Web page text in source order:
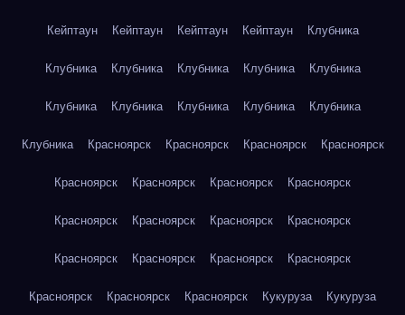
Кейптаун Кейптаун Кейптаун Кейптаун Клубника
Клубника Клубника Клубника Клубника Клубника
Клубника Клубника Клубника Клубника Клубника
Клубника Красноярск Красноярск Красноярск Красноярск
Красноярск Красноярск Красноярск Красноярск
Красноярск Красноярск Красноярск Красноярск
Красноярск Красноярск Красноярск Красноярск
Красноярск Красноярск Красноярск Кукуруза Кукуруза